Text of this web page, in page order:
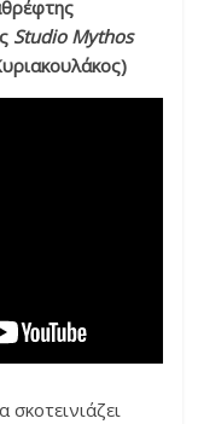
Studio Mythos